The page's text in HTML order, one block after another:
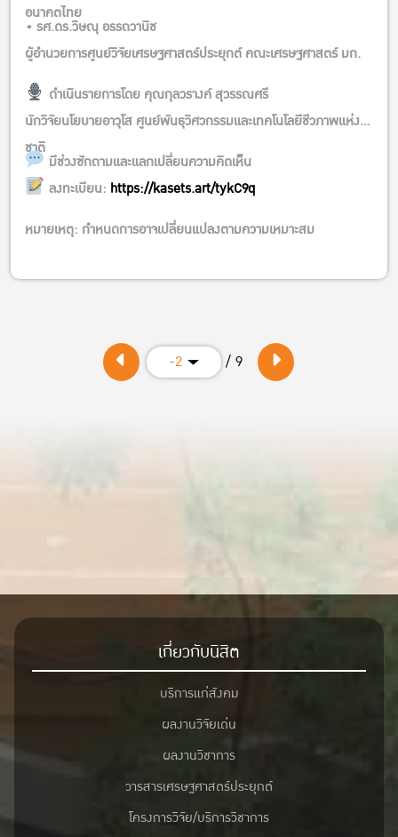
อนาคตไทย
• รศ.ดร.วิษณุ อรรถวานิช
ผู้อำนวยการศูนย์วิจัยเศรษฐศาสตร์ประยุกต์ คณะเศรษฐศาสตร์ มก.
ดำเนินรายการโดย คุณกุลวรางค์ สุวรรณศรี
นักวิจัยนโยบายอาวุโส ศูนย์พันธุวิศวกรรมและเทคโนโลยีชีวภาพแห่ง
ชาติ
มีช่วงซักถามและแลกเปลี่ยนความคิดเห็น
ลงทะเบียน: https://kasets.art/tykC9q
หมายเหตุ: กำหนดการอาจเปลี่ยนแปลงตามความเหมาะสม
-2 / 9
เกี่ยวกับนิสิต
บริการแก่สังคม
ผลงานวิจัยเด่น
ผลงานวิชาการ
วารสารเศรษฐศาสตร์ประยุกต์
โครงการวิจัย/บริการวิชาการ